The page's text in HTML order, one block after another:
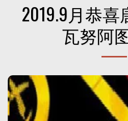
2019.9月恭
瓦努阿